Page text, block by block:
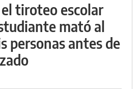
tiroteo escolar
mató al
personas antes de